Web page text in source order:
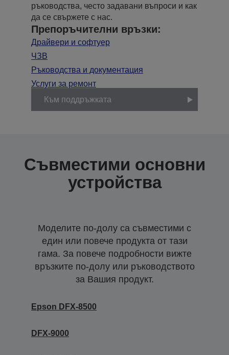
ръководства, често задавани въпроси и как
да се свържете с нас.
Препоръчителни връзки:
Драйвери и софтуер
ЧЗВ
Ръководства и документация
Услуги за ремонт
Към поддръжката
Съвместими основни
устройства
Моделите по-долу са съвместими с
един или повече продукта от тази
гама. За повече подробности вижте
връзките по-долу или ръководството
за Вашия продукт.
Epson DFX-8500
DFX-9000